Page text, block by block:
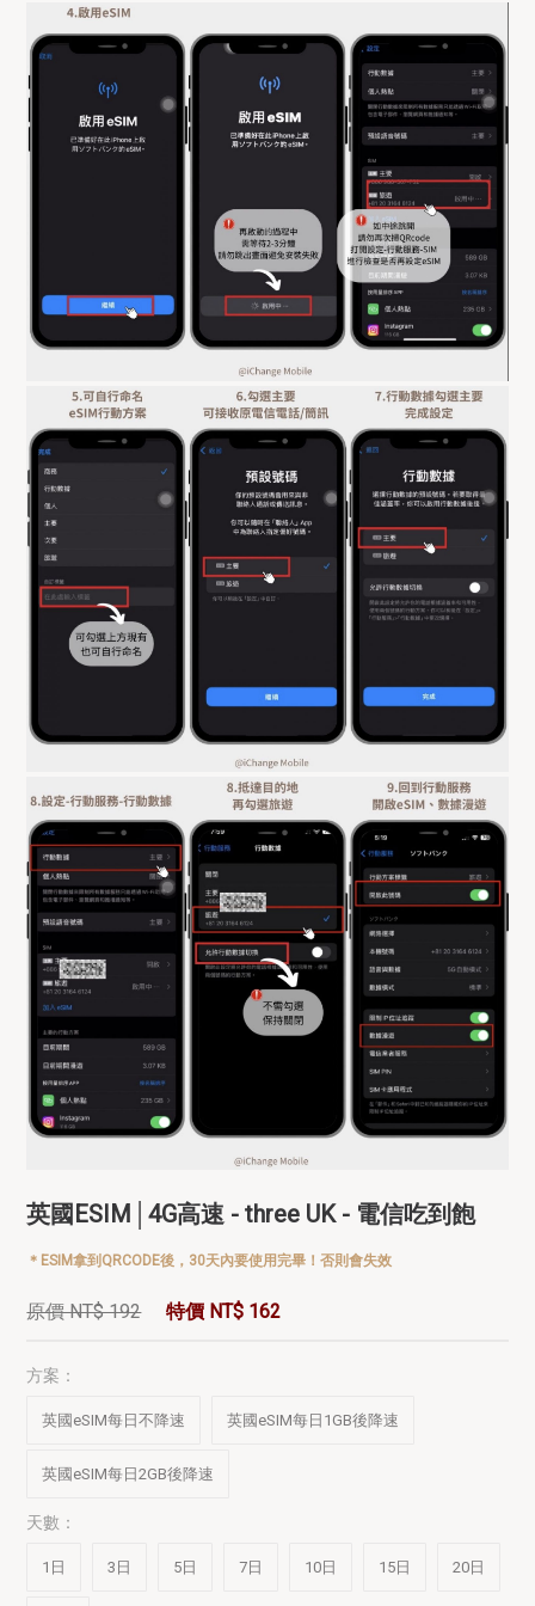
英國ESIM│4G高速 - three UK - 電信吃到飽
＊ESIM拿到QRCODE後，30天內要使用完畢！否則會失效
原價 NT$ 192 特價 NT$ 162
方案：
英國eSIM每日不降速 英國eSIM每日1GB後降速
英國eSIM每日2GB後降速
天數：
1日 3日 5日 7日 10日 15日 20日